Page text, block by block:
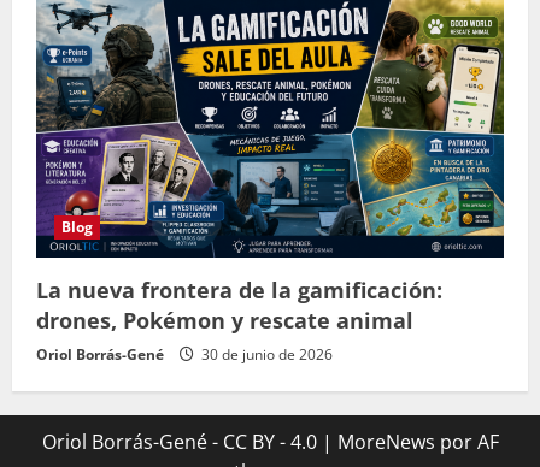
Blog
La nueva frontera de la gamificación:
drones, Pokémon y rescate animal
Oriol Borrás-Gené 30 de junio de 2026
Oriol Borrás-Gené - CC BY - 4.0 | MoreNews por AF